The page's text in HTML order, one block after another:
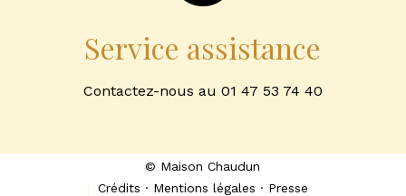
Service assistance
Contactez-nous au 01 47 53 74 40
© Maison Chaudun
Crédits · Mentions légales · Presse